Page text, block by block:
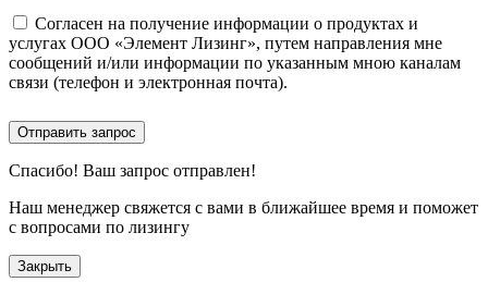
Согласен на получение информации о продуктах и
услугах ООО «Элемент Лизинг», путем направления мне
сообщений и/или информации по указанным мною каналам
связи (телефон и электронная почта).
Отправить запрос
Спасибо! Ваш запрос отправлен!
Наш менеджер свяжется с вами в ближайшее время и поможет
с вопросами по лизингу
Закрыть